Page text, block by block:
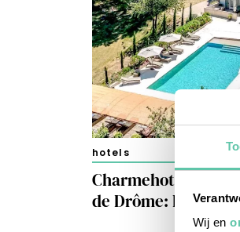
Wij en
hotels
Charmehotel tussen
de Drôme: Le Bois